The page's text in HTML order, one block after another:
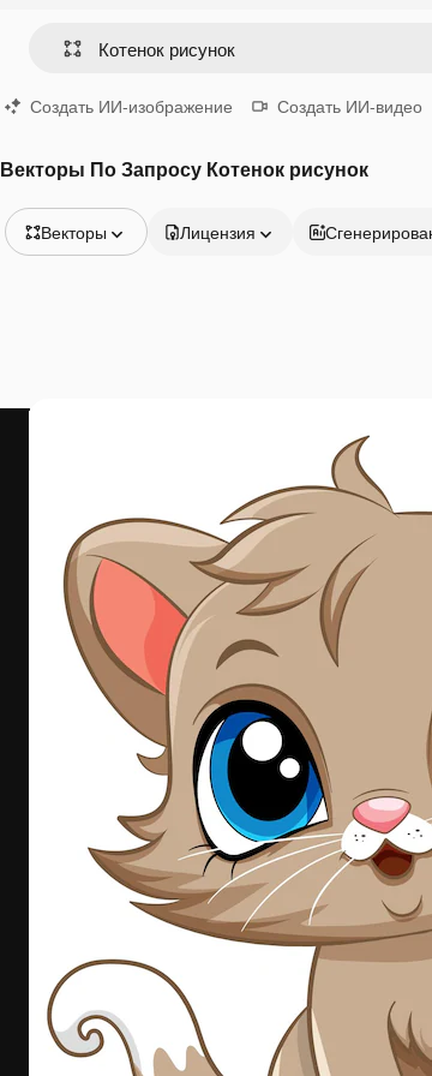
Создать ИИ-изображение Создать ИИ-видео
Векторы По Запросу Котенок рисунок
Векторы
Видео
Лицензия
Креативная платформа для создания
ваших лучших работ. Более 1 миллиона
подписчиков среди креаторов,
предприятий, агентств и студий.
Pусский